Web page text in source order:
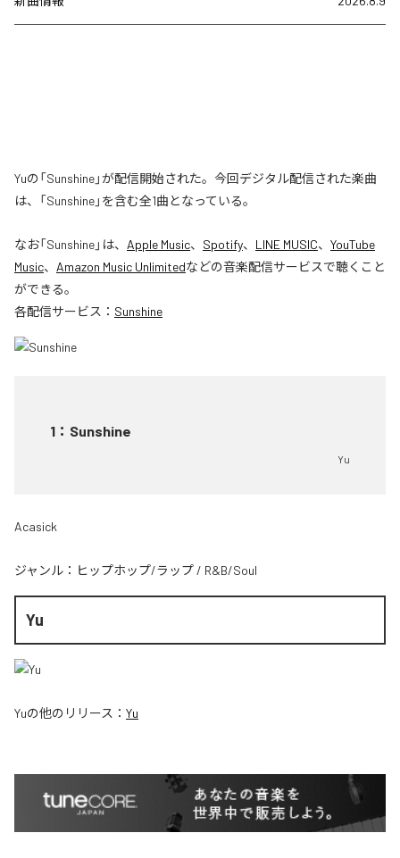
Yuの「Sunshine」が配信開始された。今回デジタル配信された楽曲
は、「Sunshine」を含む全1曲となっている。
なお「Sunshine」は、 Apple Music、 Spotify、 LINE MUSIC、 YouTube
Music、 Amazon Music Unlimitedなどの音楽配信サービスで聴くこと
ができる。
各配信サービス： Sunshine
1 ： Sunshine
Yu
Acasick
ジャンル： ヒップホップ/ラップ / R&B/Soul
Yu
Yuの他のリリース： Yu